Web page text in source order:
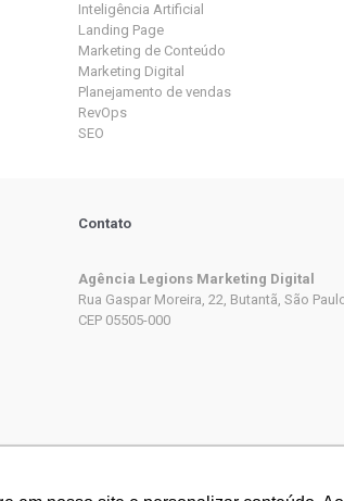
Inteligência Artificial
Landing Page
Marketing de Conteúdo
Marketing Digital
Planejamento de vendas
RevOps
SEO
Contato
Agência Legions Marketing Digital
Rua Gaspar Moreira, 22, Butantã, São
CEP 05505-000